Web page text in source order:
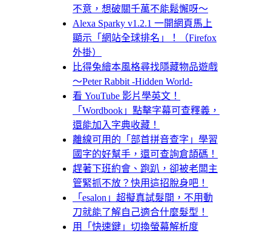
不意，想破關千萬不能鬆懈呀～
Alexa Sparky v1.2.1 一開網頁馬上
顯示「網站全球排名」！（Firefox
外掛）
比得兔繪本風格尋找隱藏物品遊戲
～Peter Rabbit -Hidden World-
看 YouTube 影片學英文！
「Wordbook」點擊字幕可查釋義，
還能加入字典收藏！
離線可用的「部首拼音查字」學習
國字的好幫手，還可查詢倉頡碼！
趕著下班約會、跑趴，卻被老闆主
管緊抓不放？快用這招脫身吧！
「esalon」超擬真試髮間，不用動
刀就能了解自己適合什麼髮型！
用「快速鍵」切換螢幕解析度